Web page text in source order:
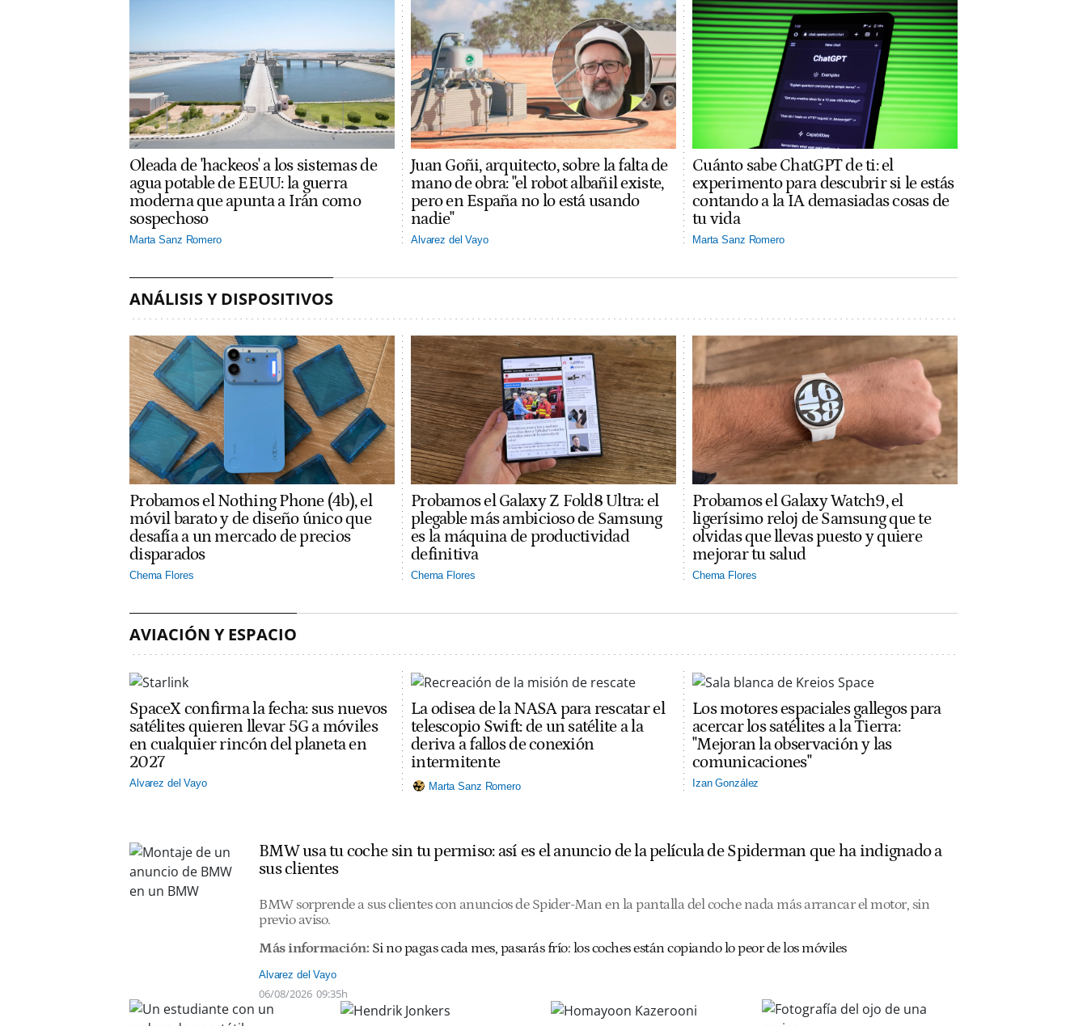
Oleada de 'hackeos' a los sistemas de
agua potable de EEUU: la guerra
moderna que apunta a Irán como
sospechoso
Marta Sanz Romero
Juan Goñi, arquitecto, sobre la falta de
mano de obra: "el robot albañil existe,
pero en España no lo está usando
nadie"
Alvarez del Vayo
Cuánto sabe ChatGPT de ti: el
experimento para descubrir si le estás
contando a la IA demasiadas cosas de
tu vida
Marta Sanz Romero
ANÁLISIS Y DISPOSITIVOS
Probamos el Nothing Phone (4b), el
móvil barato y de diseño único que
desafía a un mercado de precios
disparados
Chema Flores
Probamos el Galaxy Z Fold8 Ultra: el
plegable más ambicioso de Samsung
es la máquina de productividad
definitiva
Chema Flores
Probamos el Galaxy Watch9, el
ligerísimo reloj de Samsung que te
olvidas que llevas puesto y quiere
mejorar tu salud
Chema Flores
AVIACIÓN Y ESPACIO
SpaceX confirma la fecha: sus nuevos
satélites quieren llevar 5G a móviles
en cualquier rincón del planeta en
2027
Alvarez del Vayo
La odisea de la NASA para rescatar el
telescopio Swift: de un satélite a la
deriva a fallos de conexión
intermitente
Marta Sanz Romero
Los motores espaciales gallegos para
acercar los satélites a la Tierra:
"Mejoran la observación y las
comunicaciones"
Izan González
BMW usa tu coche sin tu permiso: así es el anuncio de la película de Spiderman que ha indignado a
sus clientes
BMW sorprende a sus clientes con anuncios de Spider-Man en la pantalla del coche nada más arrancar el motor, sin
previo aviso.
Más información: Si no pagas cada mes, pasarás frío: los coches están copiando lo peor de los móviles
Alvarez del Vayo
06/08/2026 09:35h